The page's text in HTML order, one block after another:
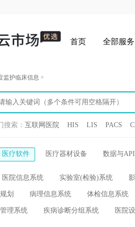
首页 全部服务
监护临床信息 >
搜索： 互联网医院 HIS LIS PACS
医疗软件 医疗器材设备 数据与API
医院信息系统 实验室(检验)系统
划 病理信息系统 体检信息系统
理系统 疾病诊断分组系统 医院